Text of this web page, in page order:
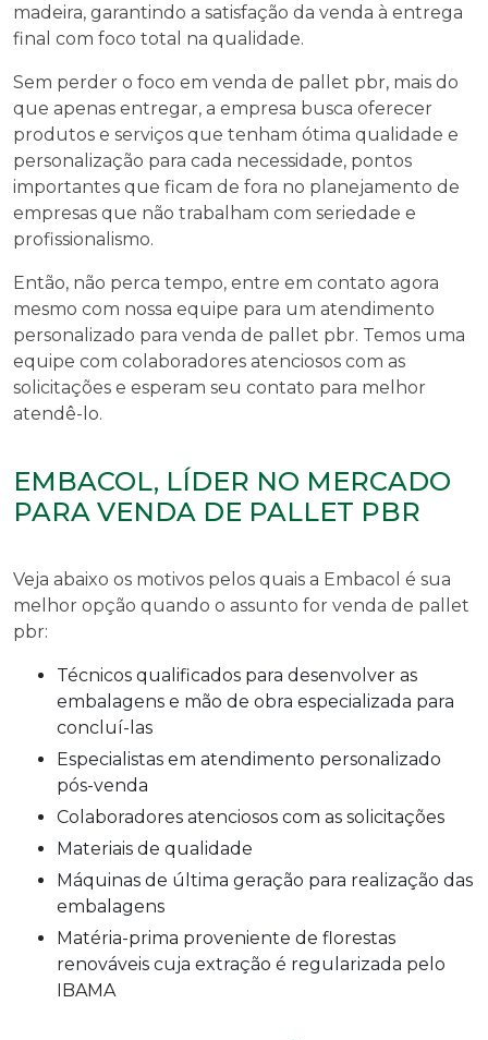
madeira, garantindo a satisfação da venda à entrega
final com foco total na qualidade.
Sem perder o foco em venda de pallet pbr, mais do
que apenas entregar, a empresa busca oferecer
produtos e serviços que tenham ótima qualidade e
personalização para cada necessidade, pontos
importantes que ficam de fora no planejamento de
empresas que não trabalham com seriedade e
profissionalismo.
Então, não perca tempo, entre em contato agora
mesmo com nossa equipe para um atendimento
personalizado para venda de pallet pbr. Temos uma
equipe com colaboradores atenciosos com as
solicitações e esperam seu contato para melhor
atendê-lo.
EMBACOL, LÍDER NO MERCADO
PARA VENDA DE PALLET PBR
Veja abaixo os motivos pelos quais a Embacol é sua
melhor opção quando o assunto for venda de pallet
pbr:
técnicos qualificados para desenvolver as
embalagens e mão de obra especializada para
concluí-las
especialistas em atendimento personalizado
pós-venda
colaboradores atenciosos com as solicitações
materiais de qualidade
máquinas de última geração para realização das
embalagens
matéria-prima proveniente de florestas
renováveis cuja extração é regularizada pelo
IBAMA